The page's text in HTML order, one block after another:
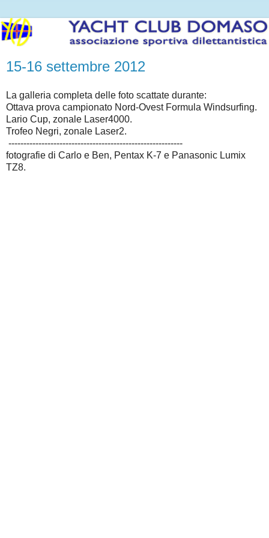
15-16 settembre 2012
La galleria completa delle foto scattate durante:
Ottava prova campionato Nord-Ovest Formula Windsurfing.
Lario Cup, zonale Laser4000.
Trofeo Negri, zonale Laser2.
----------------------------------------------------------
fotografie di Carlo e Ben, Pentax K-7 e Panasonic Lumix
TZ8.